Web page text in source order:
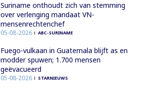
Suriname onthoudt zich van stemming
over verlenging mandaat VN-
mensenrechtenchef
05-08-2026 ABC-SURINAME
Fuego-vulkaan in Guatemala blijft as en
modder spuwen; 1.700 mensen
geëvacueerd
05-08-2026 STARNIEUWS